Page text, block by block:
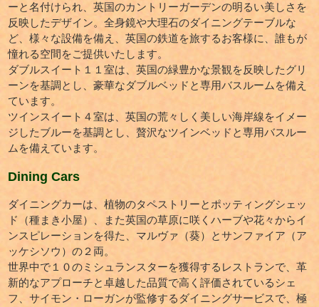
ーと名付けられ、英国のカントリーガーデンの明るい美しさを
反映したデザイン。全身鏡や大理石のダイニングテーブルな
ど、様々な設備を備え、英国の鉄道を旅するお客様に、誰もが
憧れる空間をご提供いたします。
ダブルスイート１１室は、英国の緑豊かな景観を反映したグリ
ーンを基調とし、豪華なダブルベッドと専用バスルームを備え
ています。
ツインスイート４室は、英国の荒々しく美しい海岸線をイメー
ジしたブルーを基調とし、贅沢なツインベッドと専用バスルー
ムを備えています。
Dining Cars
ダイニングカーは、植物のタペストリーとポッティングシェッ
ド（種まき小屋）、また英国の草原に咲くハーブや花々からイ
ンスピレーションを得た、マルヴァ（葵）とサンファイア（ア
ッケシソウ）の２両。
世界中で１０のミシュランスターを獲得するレストランで、革
新的なアプローチと卓越した品質で高く評価されているシェ
フ、サイモン・ローガンが監修するダイニングサービスで、極